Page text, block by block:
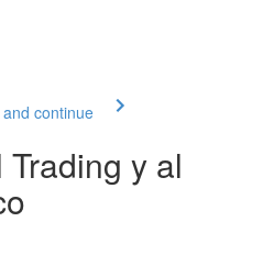
continue
y al